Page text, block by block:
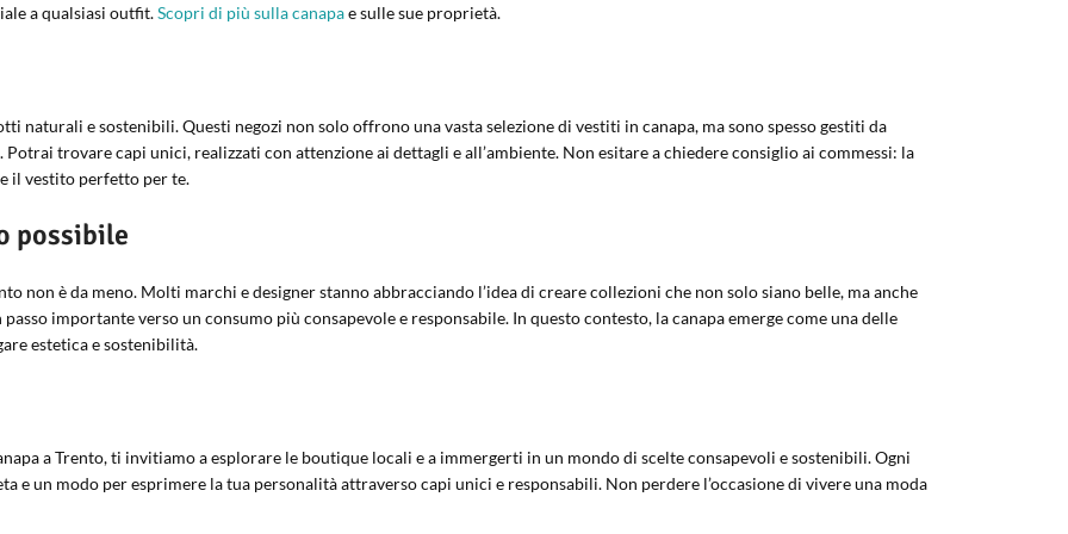
a qualsiasi outfit.Scopri di più sulla canapae sulle sue proprietà.
naturali e sostenibili. Questi negozi non solo offrono una vasta selezione di vestiti in canapa, ma sono spesso gestiti da
trovare capi unici, realizzati con attenzione ai dettagli e all’ambiente. Non esitare a chiedere consiglio ai commessi: la
il vestito perfetto per te.
possibile
non è da meno. Molti marchi e designer stanno abbracciando l’idea di creare collezioni che non solo siano belle, ma anche
importante verso un consumo più consapevole e responsabile. In questo contesto, la canapa emerge come una delle
estetica e sostenibilità.
a Trento, ti invitiamo a esplorare le boutique locali e a immergerti in un mondo di scelte consapevoli e sostenibili. Ogni
e un modo per esprimere la tua personalità attraverso capi unici e responsabili. Non perdere l’occasione di vivere una moda